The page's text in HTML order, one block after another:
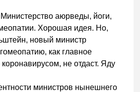
аюрведы, йоги,
Хорошая идея. Но,
новый министр
как главное
не отдаст. Яду
министров нынешнего